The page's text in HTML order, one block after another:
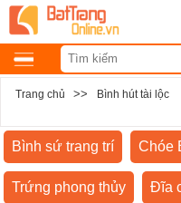
Trang chủ >> Bình hút tài lộc
Bình sứ trang trí Chóe
Trứng phong thủy Đĩa